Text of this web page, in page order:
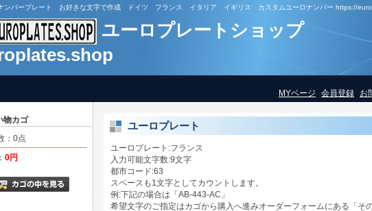
ンバープレート お好きな文字で作成 ドイツ フランス イタリア イギリス カスタムユーロナンバー https://
ユーロプレートショップ
MYページ 会員登録 お
物カゴ
：0点
0円
ユーロプレート
ユーロプレート:フランス
入力可能文字数:9文字
都市コード:63
スペースも1文字としてカウントします。
例:下記の場合は「AB-443-AC」
希望文字のご指定はカゴから購入へ進みオーダーフォームにある「そ